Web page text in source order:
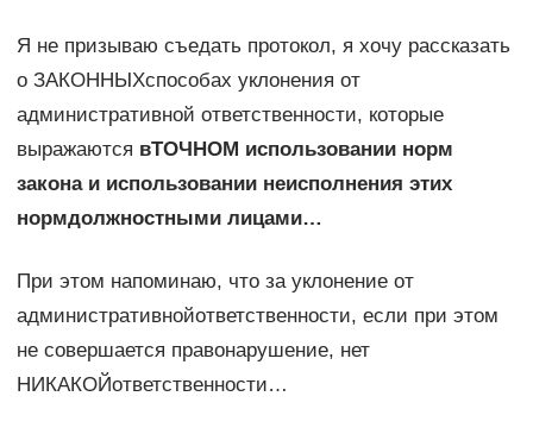
Я не призываю съедать протокол, я хочу рассказать
о ЗАКОННЫХспособах уклонения от
административной ответственности, которые
выражаются вТОЧНОМ использовании норм
закона и использовании неисполнения этих
нормдолжностными лицами…
При этом напоминаю, что за уклонение от
административнойответственности, если при этом
не совершается правонарушение, нет
НИКАКОЙответственности…